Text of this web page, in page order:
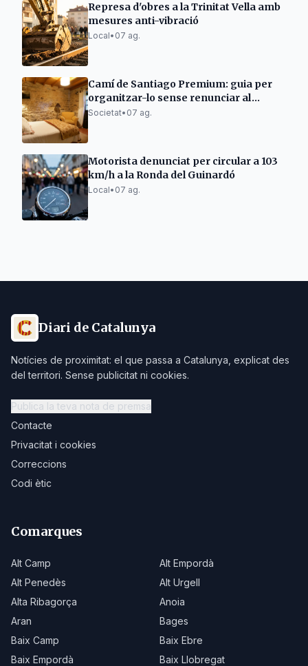
Represa d'obres a la Trinitat Vella amb
mesures anti-vibració
Local• 07 ag.
Camí de Santiago Premium: guia per
organitzar-lo sense renunciar al
descans
Societat• 07 ag.
Motorista denunciat per circular a 103
km/h a la Ronda del Guinardó
Local• 07 ag.
Diari de Catalunya
Notícies de proximitat: el que passa a Catalunya, explicat des
del territori. Sense publicitat ni cookies.
Publica la teva nota de premsa
Contacte
Privacitat i cookies
Correccions
Codi ètic
Comarques
Alt Camp
Alt Empordà
Alt Penedès
Alt Urgell
Alta Ribagorça
Anoia
Aran
Bages
Baix Camp
Baix Ebre
Baix Empordà
Baix Llobregat